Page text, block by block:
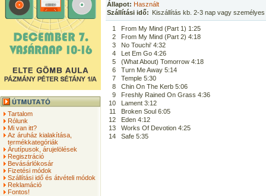
Tartalom
Rólunk
Mi van itt?
Az áruház kialakítása,
termékkategóriák
Árutípusok, árujelölések
Regisztráció
Bevásárlókosár
Fizetési módok
Szállítási idő és átvételi módok
Reklamáció
Fontos!
Állapot: Használt
Szállítási idő: Kiszállítás kb. 2-3 nap vagy
1
From My Mind (Part 1) 1:25
2
From My Mind (Part 2) 4:18
3
No Touchi' 4:32
4
Let Em Go 4:26
5
(What About) Tomorrow 4:18
6
Turn Me Away 5:14
7
Temple 5:30
8
Chin On The Kerb 5:06
9
Freshly Rained On Grass 4:36
10
Lament 3:12
11
Broken Soul 6:05
12
Eden 4:12
13
Works Of Devotion 4:25
14
Safe 5:35